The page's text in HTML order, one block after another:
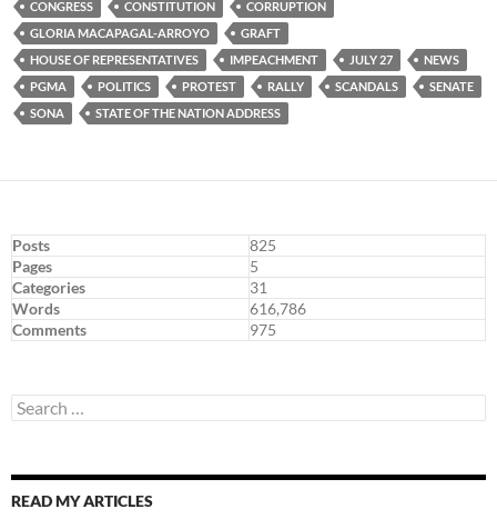
CONGRESS
CONSTITUTION
CORRUPTION
GLORIA MACAPAGAL-ARROYO
GRAFT
HOUSE OF REPRESENTATIVES
IMPEACHMENT JULY 27
NEWS
PGMA
POLITICS PROTEST RALLY SCANDALS
SENATE
SONA
STATE OF THE NATION ADDRESS
Posts
825
Pages
5
Categories
31
Words
616,786
Comments
975
Search
for:
READ MY ARTICLES